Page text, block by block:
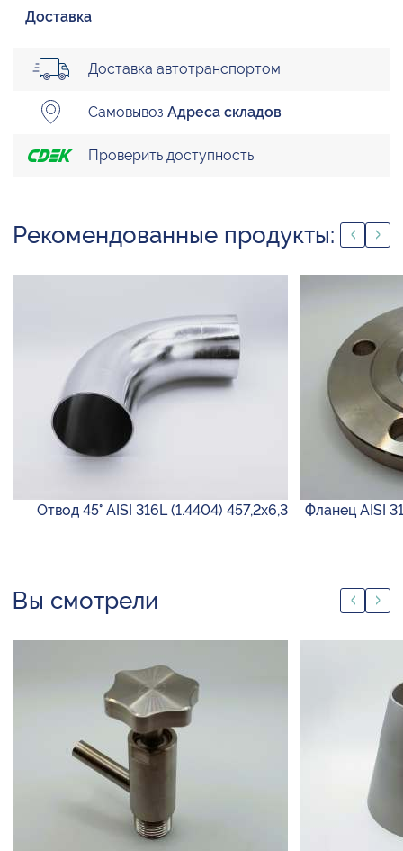
Доставка
Доставка автотранспортом
Самовывоз Адреса складов
Проверить доступность
Рекомендованные продукты:
Отвод 45° AISI 316L (1.4404) 457,2х6,3 Фланец AISI
Вы смотрели